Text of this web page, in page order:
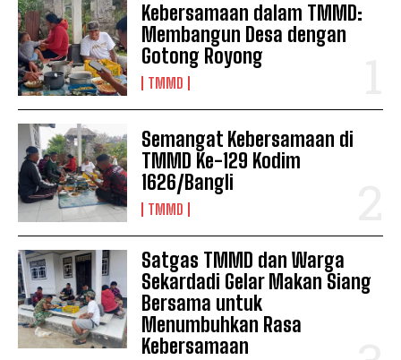
Kebersamaan dalam TMMD:
Membangun Desa dengan
Gotong Royong
TMMD
Semangat Kebersamaan di
TMMD Ke-129 Kodim
1626/Bangli
TMMD
Satgas TMMD dan Warga
Sekardadi Gelar Makan Siang
Bersama untuk
Menumbuhkan Rasa
Kebersamaan